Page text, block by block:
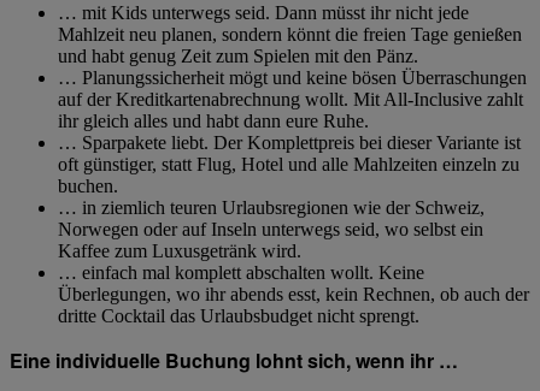
… mit Kids unterwegs seid. Dann müsst ihr nicht jede
Mahlzeit neu planen, sondern könnt die freien Tage genießen
und habt genug Zeit zum Spielen mit den Pänz.
… Planungssicherheit mögt und keine bösen Überraschungen
auf der Kreditkartenabrechnung wollt. Mit All-Inclusive zahlt
ihr gleich alles und habt dann eure Ruhe.
… Sparpakete liebt. Der Komplettpreis bei dieser Variante ist
oft günstiger, statt Flug, Hotel und alle Mahlzeiten einzeln zu
buchen.
… in ziemlich teuren Urlaubsregionen wie der Schweiz,
Norwegen oder auf Inseln unterwegs seid, wo selbst ein
Kaffee zum Luxusgetränk wird.
… einfach mal komplett abschalten wollt. Keine
Überlegungen, wo ihr abends esst, kein Rechnen, ob auch der
dritte Cocktail das Urlaubsbudget nicht sprengt.
Eine individuelle Buchung lohnt sich, wenn ihr …